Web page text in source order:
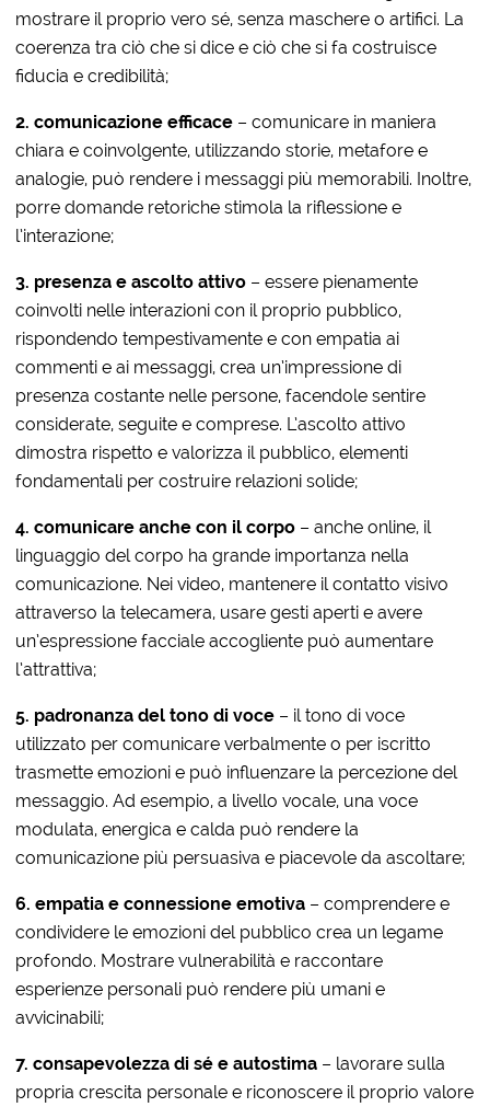
mostrare il proprio vero sé, senza maschere o artifici. La
coerenza tra ciò che si dice e ciò che si fa costruisce
fiducia e credibilità;
2. comunicazione efficace – comunicare in maniera
chiara e coinvolgente, utilizzando storie, metafore e
analogie, può rendere i messaggi più memorabili. Inoltre,
porre domande retoriche stimola la riflessione e
l’interazione;
3. presenza e ascolto attivo – essere pienamente
coinvolti nelle interazioni con il proprio pubblico,
rispondendo tempestivamente e con empatia ai
commenti e ai messaggi, crea un’impressione di
presenza costante nelle persone, facendole sentire
considerate, seguite e comprese. L’ascolto attivo
dimostra rispetto e valorizza il pubblico, elementi
fondamentali per costruire relazioni solide;
4. comunicare anche con il corpo – anche online, il
linguaggio del corpo ha grande importanza nella
comunicazione. Nei video, mantenere il contatto visivo
attraverso la telecamera, usare gesti aperti e avere
un’espressione facciale accogliente può aumentare
l’attrattiva;
5. padronanza del tono di voce – il tono di voce
utilizzato per comunicare verbalmente o per iscritto
trasmette emozioni e può influenzare la percezione del
messaggio. Ad esempio, a livello vocale, una voce
modulata, energica e calda può rendere la
comunicazione più persuasiva e piacevole da ascoltare;
6.empatia econnessioneemotiva – comprendere e
condividere le emozioni del pubblico crea un legame
profondo. Mostrare vulnerabilità e raccontare
esperienze personali può rendere più umani e
avvicinabili;
7.consapevolezza disé eautostima – lavorare sulla
propria crescita personale e riconoscere il proprio valore